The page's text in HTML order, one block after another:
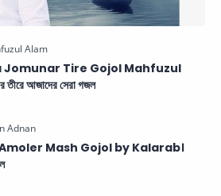
Jomunar Tire Gojol Mahfuzul
তীরে আজাদের সেরা গজল
Amoler Mash Gojol by Kalarab।